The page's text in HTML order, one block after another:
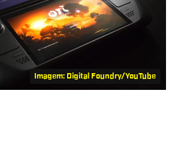
Imagem: Digital Foundry/YouTube